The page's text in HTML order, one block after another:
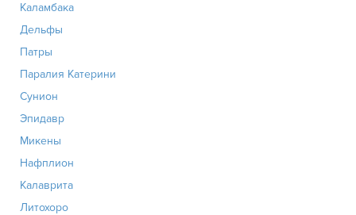
Каламбака
Дельфы
Патры
Паралия Катерини
Сунион
Эпидавр
Микены
Нафплион
Калаврита
Литохоро